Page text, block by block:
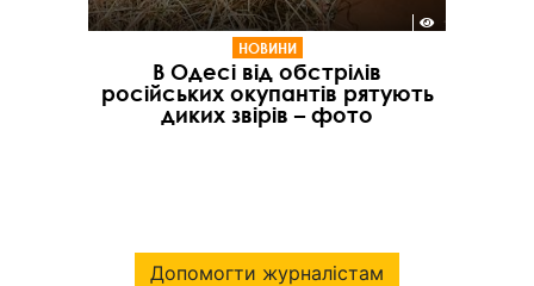
НОВИНИ
В Одесі від обстрілів
російських окупантів рятують
диких звірів – фото
Допомогти журналістам